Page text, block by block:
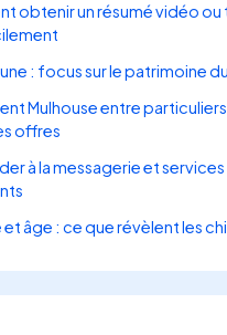
obtenir un résumé vidéo ou
: focus sur le patrimoine
Mulhouse entre particuliers
offres
à la messagerie et
âge : ce que révèlent les